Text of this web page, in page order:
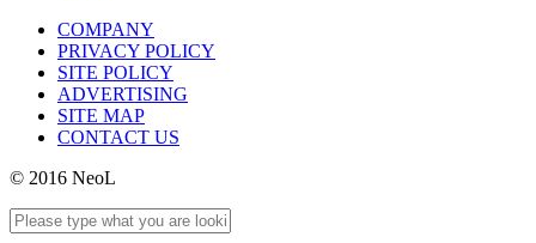
COMPANY
PRIVACY POLICY
SITE POLICY
ADVERTISING
SITE MAP
CONTACT US
© 2016 NeoL